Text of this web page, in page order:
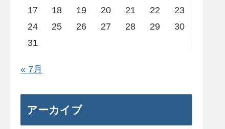
17
18 19 20 21 22
23
24
25 26 27 28 29
30
31
« 7月
アーカイブ